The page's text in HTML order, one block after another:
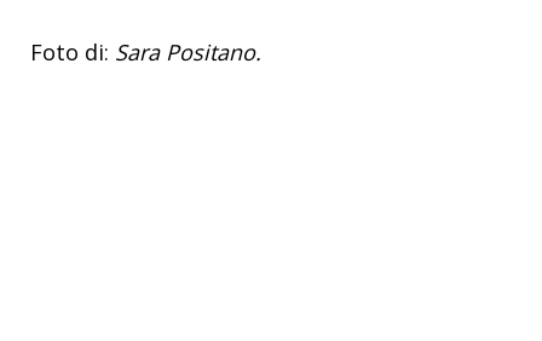
Foto di: Sara Positano.